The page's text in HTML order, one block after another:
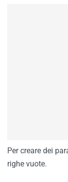
Per creare dei
righe vuote.